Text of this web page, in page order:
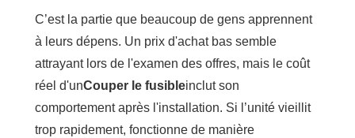
C’est la partie que beaucoup de gens apprennent
à leurs dépens. Un prix d'achat bas semble
attrayant lors de l'examen des offres, mais le coût
réel d'unCouper le fusibleinclut son
comportement après l'installation. Si l’unité vieillit
trop rapidement, fonctionne de manière